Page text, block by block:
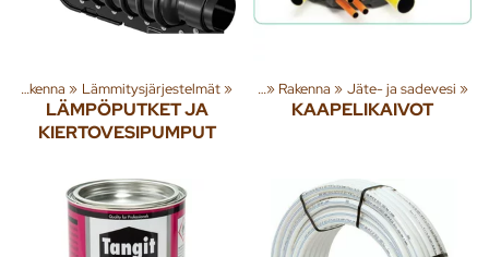
Rakenna ‪» Lämmitysjärjestelmät‪»
LÄMPÖPUTKET JA
KIERTOVESIPUMPUT
Tuoteryhmiä ja tuotteita‪» Rakenna ‪» Jäte- ja sadevesi ‪»
KAAPELIKAIVOT